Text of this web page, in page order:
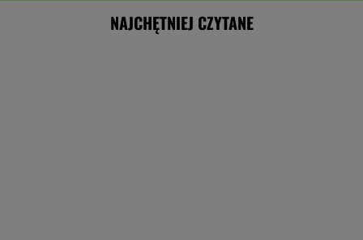
NAJCHĘTNIEJ CZYTANE